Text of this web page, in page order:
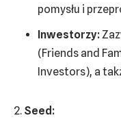
pomysłu i
Inwestorzy:
(Friends and
Investors), a
Seed: